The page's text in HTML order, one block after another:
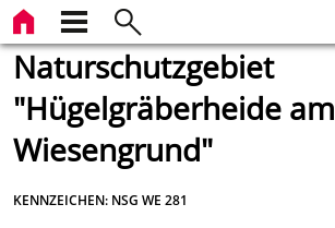
Naturschutzgebiet
"Hügelgräberheide am
Wiesengrund"
KENNZEICHEN: NSG WE 281